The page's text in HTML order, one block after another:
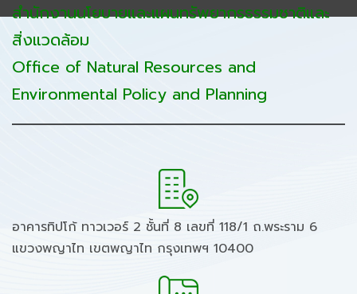
สำนักงานนโยบายและแผนทรัพยากรธรรมชาติและ
สิ่งแวดล้อม
Office of Natural Resources and
Environmental Policy and Planning
อาคารทิปโก้ ทาวเวอร์ 2 ชั้นที่ 8 เลขที่ 118/1 ถ.พระราม 6
แขวงพญาไท เขตพญาไท กรุงเทพฯ 10400